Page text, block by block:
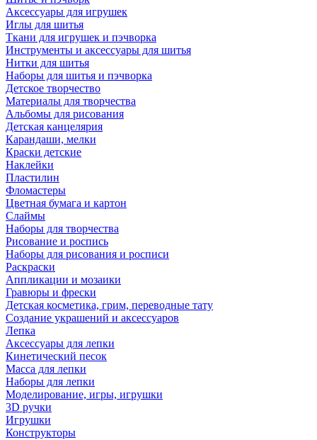
Аксессуары для игрушек
Иглы для шитья
Ткани для игрушек и пэчворка
Инструменты и аксессуары для шитья
Нитки для шитья
Наборы для шитья и пэчворка
Детское творчество
Материалы для творчества
Альбомы для рисования
Детская канцелярия
Карандаши, мелки
Краски детские
Наклейки
Пластилин
Фломастеры
Цветная бумага и картон
Слаймы
Наборы для творчества
Рисование и роспись
Наборы для рисования и росписи
Раскраски
Аппликации и мозаики
Гравюры и фрески
Детская косметика, грим, переводные тату
Создание украшений и аксессуаров
Лепка
Аксессуары для лепки
Кинетический песок
Масса для лепки
Наборы для лепки
Моделирование, игры, игрушки
3D ручки
Игрушки
Конструкторы